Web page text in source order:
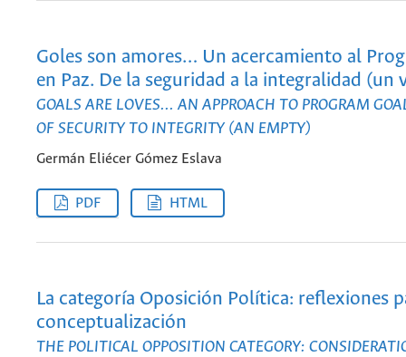
Goles son amores… Un acercamiento al
en Paz. De la seguridad a la integralidad (un
GOALS ARE LOVES... AN APPROACH TO PROGRAM
OF SECURITY TO INTEGRITY (AN EMPTY)
Germán Eliécer Gómez Eslava
PDF HTML
La categoría Oposición Política: reflexiones
conceptualización
THE POLITICAL OPPOSITION CATEGORY: